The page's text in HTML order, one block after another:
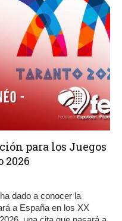
para los Juegos
2026
dado a conocer la
a España en los XX